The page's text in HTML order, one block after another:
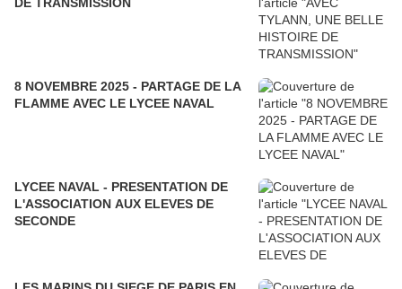
8 NOVEMBRE 2025 - PARTAGE DE LA
FLAMME AVEC LE LYCEE NAVAL
LYCEE NAVAL - PRESENTATION DE
L'ASSOCIATION AUX ELEVES DE
SECONDE